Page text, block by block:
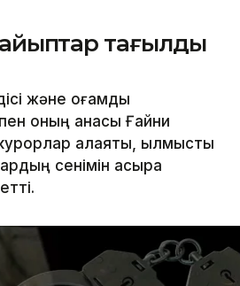
тағылды
және қоғамдық
оның анасы Ғайни
алаяқтық, қылмыстық
сенімін асыра